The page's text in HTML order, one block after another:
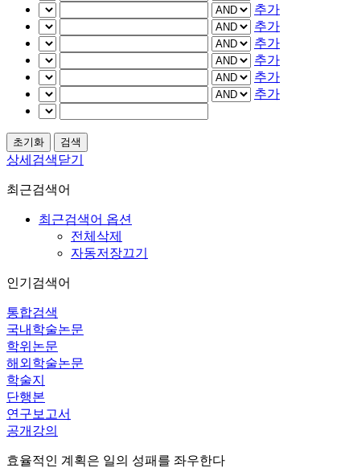
추가
추가
추가
추가
추가
추가
상세검색닫기
최근검색어
최근검색어 옵션
전체삭제
자동저장끄기
인기검색어
통합검색
국내학술논문
학위논문
해외학술논문
학술지
단행본
연구보고서
공개강의
효율적인 계획은 일의 성패를 좌우한다